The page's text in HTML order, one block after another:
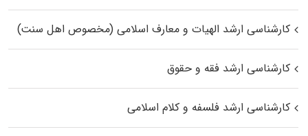
کارشناسی ارشد الهیات و معارف اسلامی (مخصوص اهل سنت)
کارشناسی ارشد فقه و حقوق
کارشناسی ارشد فلسفه و کلام اسلامی